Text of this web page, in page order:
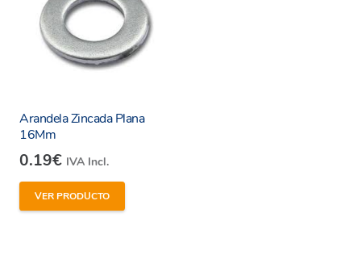
Arandela Zincada Plana
16Mm
0.19€ IVA Incl.
VER PRODUCTO